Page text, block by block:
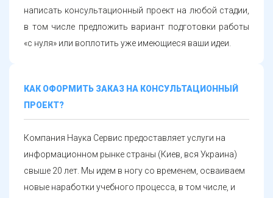
написать консультационный проект на любой стадии,
в том числе предложить вариант подготовки работы
«с нуля» или воплотить уже имеющиеся ваши идеи.
КАК ОФОРМИТЬ ЗАКАЗ НА КОНСУЛЬТАЦИОННЫЙ
ПРОЕКТ?
Компания Наука Сервис предоставляет услуги на
информационном рынке страны (Киев, вся Украина)
свыше 20 лет. Мы идем в ногу со временем, осваиваем
новые наработки учебного процесса, в том числе, и